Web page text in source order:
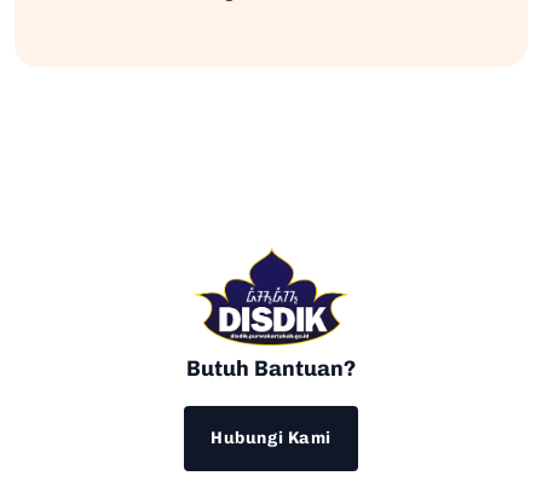
Butuh Bantuan?
Hubungi Kami